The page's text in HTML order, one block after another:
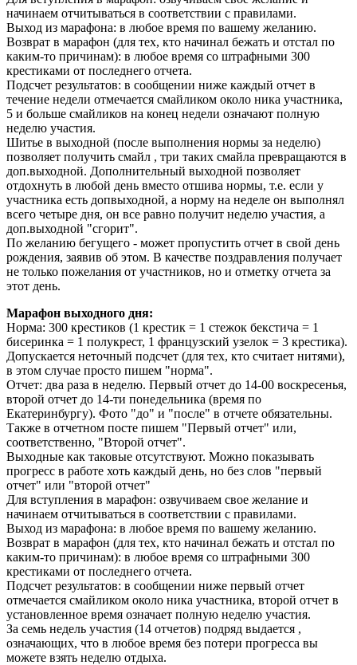
начинаем отчитываться в соответствии с правилами.
Выход из марафона: в любое время по вашему желанию.
Возврат в марафон (для тех, кто начинал бежать и отстал по
каким-то причинам): в любое время со штрафными 300
крестиками от последнего отчета.
Подсчет результатов: в сообщении ниже каждый отчет в
течение недели отмечается смайликом около ника участника,
5 и больше смайликов на конец недели означают полную
неделю участия.
Шитье в выходной (после выполнения нормы за неделю)
позволяет получить смайл , три таких смайла превращаются в
доп.выходной. Дополнительный выходной позволяет
отдохнуть в любой день вместо отшива нормы, т.е. если у
участника есть допвыходной, а норму на неделе он выполнял
всего четыре дня, он все равно получит неделю участия, а
доп.выходной "сгорит".
По желанию бегущего - может пропустить отчет в свой день
рождения, заявив об этом. В качестве поздравления получает
не только пожелания от участников, но и отметку отчета за
этот день.
Марафон выходного дня:
Норма: 300 крестиков (1 крестик = 1 стежок бекстича = 1
бисеринка = 1 полукрест, 1 французский узелок = 3 крестика).
Допускается неточный подсчет (для тех, кто считает нитями),
в этом случае просто пишем "норма".
Отчет: два раза в неделю. Первый отчет до 14-00 воскресенья,
второй отчет до 14-ти понедельника (время по
Екатеринбургу). Фото "до" и "после" в отчете обязательны.
Также в отчетном посте пишем "Первый отчет" или,
соответственно, "Второй отчет".
Выходные как таковые отсутствуют. Можно показывать
прогресс в работе хоть каждый день, но без слов "первый
отчет" или "второй отчет"
Для вступления в марафон: озвучиваем свое желание и
начинаем отчитываться в соответствии с правилами.
Выход из марафона: в любое время по вашему желанию.
Возврат в марафон (для тех, кто начинал бежать и отстал по
каким-то причинам): в любое время со штрафными 300
крестиками от последнего отчета.
Подсчет результатов: в сообщении ниже первый отчет
отмечается смайликом около ника участника, второй отчет в
установленное время означает полную неделю участия.
За семь недель участия (14 отчетов) подряд выдается ,
означающих, что в любое время без потери прогресса вы
можете взять неделю отдыха.